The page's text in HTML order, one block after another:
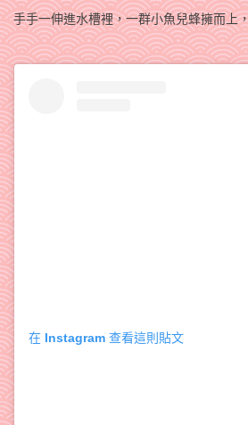
手手一伸進水槽裡，一群小魚兒蜂擁而上
在 Instagram 查看這則貼文